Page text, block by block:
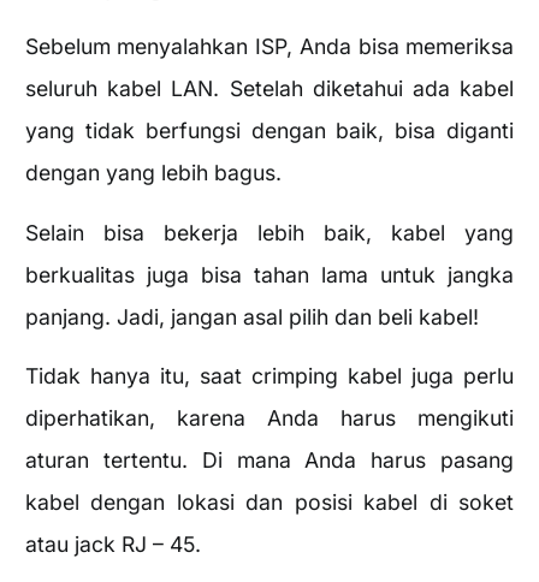
Sebelum menyalahkan ISP, Anda bisa memeriksa
seluruh kabel LAN. Setelah diketahui ada kabel
yang tidak berfungsi dengan baik, bisa diganti
dengan yang lebih bagus.
Selain bisa bekerja lebih baik, kabel yang
berkualitas juga bisa tahan lama untuk jangka
panjang. Jadi, jangan asal pilih dan beli kabel!
Tidak hanya itu, saat crimping kabel juga perlu
diperhatikan, karena Anda harus mengikuti
aturan tertentu. Di mana Anda harus pasang
kabel dengan lokasi dan posisi kabel di soket
atau jack RJ – 45.